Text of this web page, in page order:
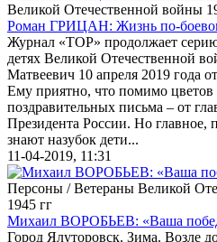
Великой Отечественной войны
Роман ГРИЦАН: Жизнь по-
Журнал «ТОР» продолжает
детях Великой Отечественной
Матвеевич 10 апреля 2019 года
Ему приятно, что помимо
поздравительных письма – от
Президента России. Но главное,
знают назубок дети...
11-04-2019, 11:31
Персоны / Ветераны Великой
1945 гг
Михаил ВОРОБЬЕВ: «Ваша
Город Ялуторовск. Зима. Возле